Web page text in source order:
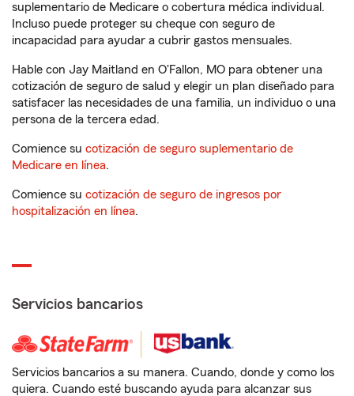
suplementario de Medicare o cobertura médica individual.
Incluso puede proteger su cheque con seguro de
incapacidad para ayudar a cubrir gastos mensuales.
Hable con Jay Maitland en O'Fallon, MO para obtener una
cotización de seguro de salud y elegir un plan diseñado para
satisfacer las necesidades de una familia, un individuo o una
persona de la tercera edad.
Comience su cotización de seguro suplementario de
Medicare en línea.
Comience su cotización de seguro de ingresos por
hospitalización en línea.
Servicios bancarios
Servicios bancarios a su manera. Cuando, donde y como los
quiera. Cuando esté buscando ayuda para alcanzar sus